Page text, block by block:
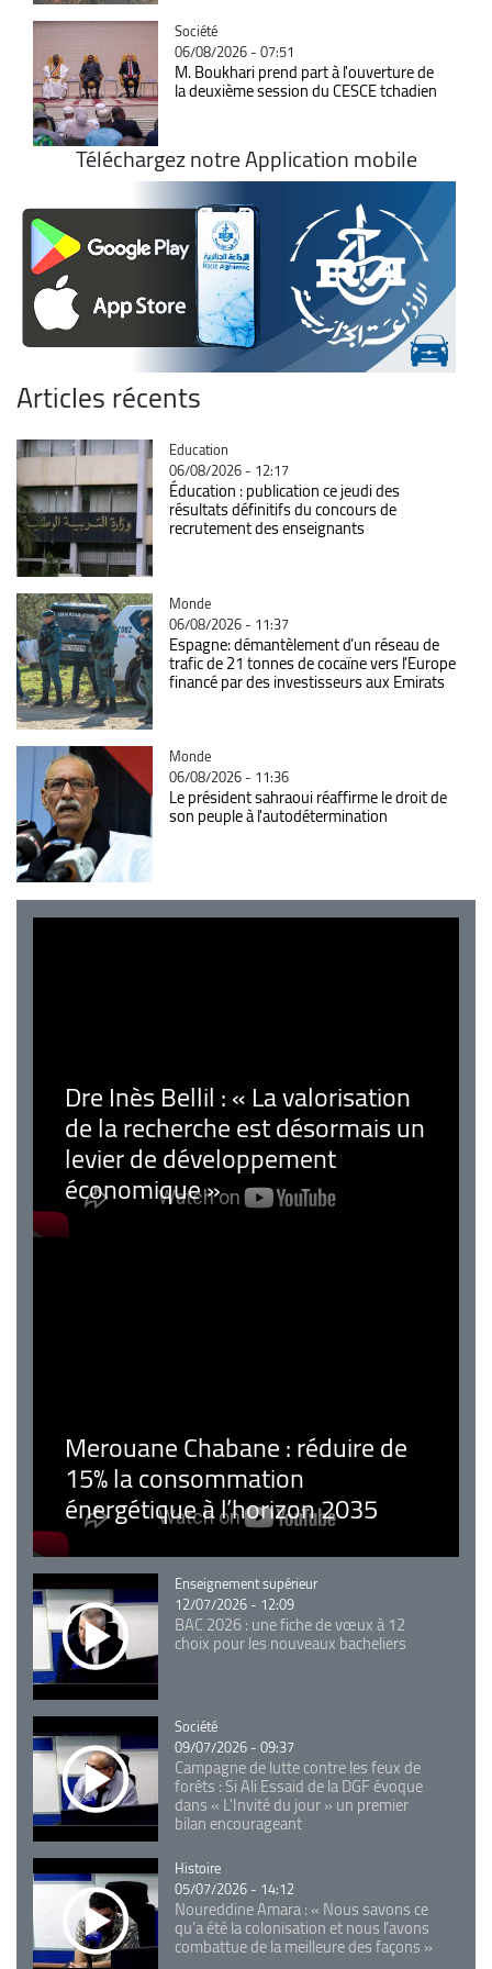
Catégorie
Société
06/08/2026 - 07:51
M. Boukhari prend part à l'ouverture de
la deuxième session du CESCE tchadien
Téléchargez notre Application mobile
Articles récents
Catégorie
Education
06/08/2026 - 12:17
Éducation : publication ce jeudi des
résultats définitifs du concours de
recrutement des enseignants
Catégorie
Monde
06/08/2026 - 11:37
Espagne: démantèlement d’un réseau de
trafic de 21 tonnes de cocaïne vers l’Europe
financé par des investisseurs aux Emirats
Catégorie
Monde
06/08/2026 - 11:36
Le président sahraoui réaffirme le droit de
son peuple à l'autodétermination
Dre Inès Bellil : « La valorisation
de la recherche est désormais un
levier de développement
économique »
Merouane Chabane : réduire de
15% la consommation
énergétique à l’horizon 2035
Catégorie
Enseignement supérieur
12/07/2026 - 12:09
BAC 2026 : une fiche de vœux à 12
choix pour les nouveaux bacheliers
Catégorie
Société
09/07/2026 - 09:37
Campagne de lutte contre les feux de
forêts : Si Ali Essaid de la DGF évoque
dans « L'Invité du jour » un premier
bilan encourageant
Catégorie
Histoire
05/07/2026 - 14:12
Noureddine Amara : « Nous savons ce
qu’a été la colonisation et nous l’avons
combattue de la meilleure des façons »